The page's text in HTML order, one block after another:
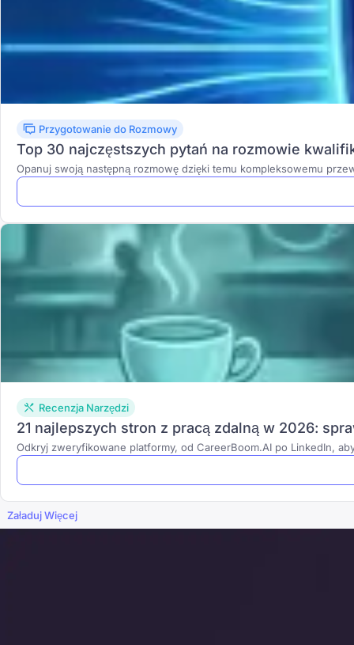
Przygotowanie do Rozmowy
Top 30 najczęstszych pytań na rozmowie
Opanuj swoją następną rozmowę dzięki temu kompleksowemu
Recenzja Narzędzi
21 najlepszych stron z pracą zdalną w 2026:
Odkryj zweryfikowane platformy, od CareerBoom.AI po LinkedIn,
Załaduj Więcej